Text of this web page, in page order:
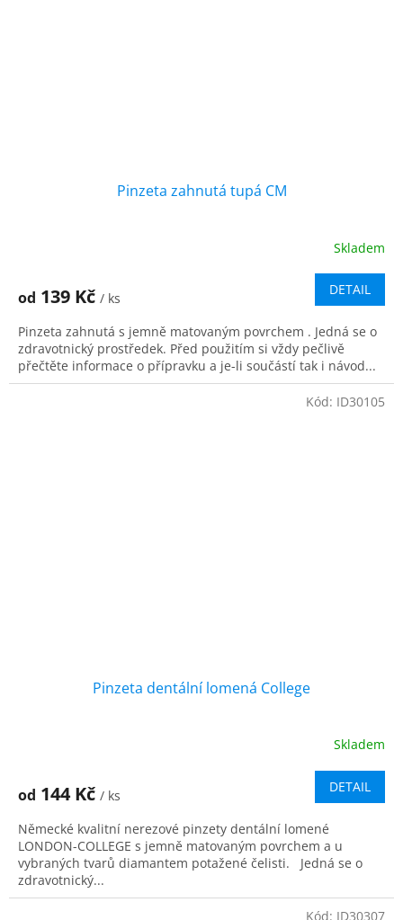
Pinzeta zahnutá tupá CM
Skladem
od 139 Kč / ks
DETAIL
Pinzeta zahnutá s jemně matovaným povrchem . Jedná se o
zdravotnický prostředek. Před použitím si vždy pečlivě
přečtěte informace o přípravku a je-li součástí tak i návod...
Pinzeta dentální lomená College
Skladem
od 144 Kč / ks
DETAIL
Německé kvalitní nerezové pinzety dentální lomené
LONDON-COLLEGE s jemně matovaným povrchem a u
vybraných tvarů diamantem potažené čelisti. Jedná se o
zdravotnický...
Kód: ID30105
Kód: ID30307